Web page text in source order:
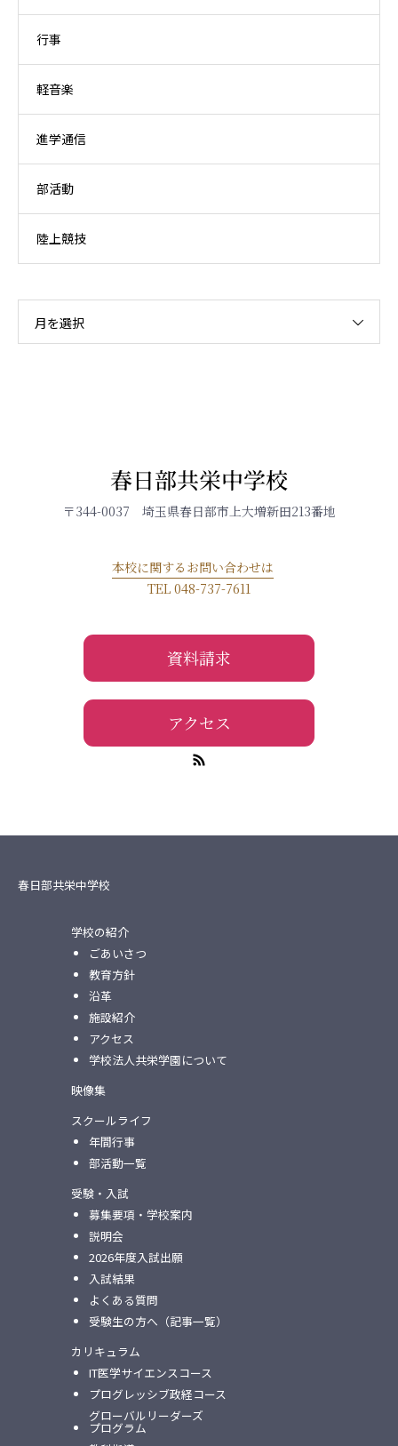
行事
軽音楽
進学通信
部活動
陸上競技
月を選択
春日部共栄中学校
〒344-0037 埼玉県春日部市上大増新田213番地
本校に関するお問い合わせは
TEL 048-737-7611
資料請求
アクセス
春日部共栄中学校
学校の紹介
ごあいさつ
教育方針
沿革
施設紹介
アクセス
学校法人共栄学園について
映像集
スクールライフ
年間行事
部活動一覧
受験・入試
募集要項・学校案内
説明会
2026年度入試出願
入試結果
よくある質問
受験生の方へ（記事一覧）
カリキュラム
IT医学サイエンスコース
プログレッシブ政経コース
グローバルリーダーズ
プログラム